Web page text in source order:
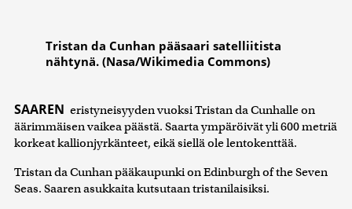
Tristan da Cunhan pääsaari satelliitista
nähtynä. (Nasa/Wikimedia Commons)
SAAREN eristyneisyyden vuoksi Tristan da Cunhalle on
äärimmäisen vaikea päästä. Saarta ympäröivät yli 600 metriä
korkeat kallionjyrkänteet, eikä siellä ole lentokenttää.
Tristan da Cunhan pääkaupunki on Edinburgh of the Seven
Seas. Saaren asukkaita kutsutaan tristanilaisiksi.